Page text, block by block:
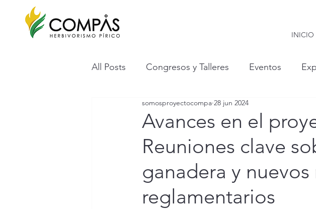
INICIO
All Posts Congresos y Talleres Eventos
Avances en el
Reuniones clave
ganadera y nuevos
reglamentarios
somosproyectocompa 28 jun 2024